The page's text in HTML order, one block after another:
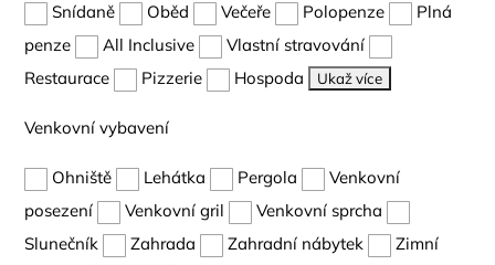
Snídaně Oběd Večeře Polopenze
Plná
penze
All Inclusive
Vlastní stravování
Restaurace
Pizzerie Hospoda Ukaž více
Venkovní vybavení
Ohniště Lehátka Pergola
Venkovní
posezení
Venkovní gril
Venkovní sprcha
Slunečník
Zahrada Zahradní nábytek
Zimní